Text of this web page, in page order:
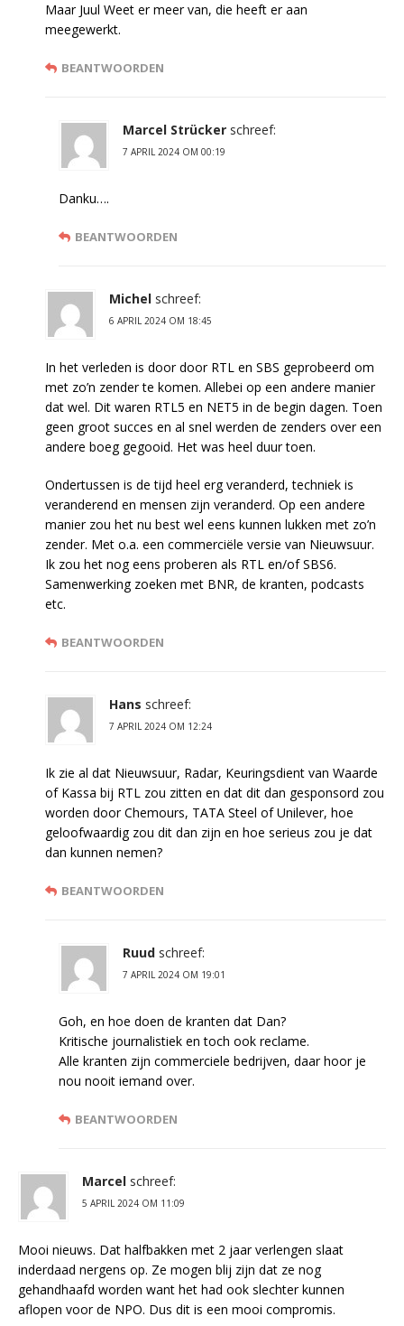
Maar Juul Weet er meer van, die heeft er aan
meegewerkt.
BEANTWOORDEN
Marcel Strücker schreef:
7 APRIL 2024 OM 00:19
Danku….
BEANTWOORDEN
Michel schreef:
6 APRIL 2024 OM 18:45
In het verleden is door door RTL en SBS geprobeerd om
met zo’n zender te komen. Allebei op een andere manier
dat wel. Dit waren RTL5 en NET5 in de begin dagen. Toen
geen groot succes en al snel werden de zenders over een
andere boeg gegooid. Het was heel duur toen.
Ondertussen is de tijd heel erg veranderd, techniek is
veranderend en mensen zijn veranderd. Op een andere
manier zou het nu best wel eens kunnen lukken met zo’n
zender. Met o.a. een commerciële versie van Nieuwsuur.
Ik zou het nog eens proberen als RTL en/of SBS6.
Samenwerking zoeken met BNR, de kranten, podcasts
etc.
BEANTWOORDEN
Hans schreef:
7 APRIL 2024 OM 12:24
Ik zie al dat Nieuwsuur, Radar, Keuringsdient van Waarde
of Kassa bij RTL zou zitten en dat dit dan gesponsord zou
worden door Chemours, TATA Steel of Unilever, hoe
geloofwaardig zou dit dan zijn en hoe serieus zou je dat
dan kunnen nemen?
BEANTWOORDEN
Ruud schreef:
7 APRIL 2024 OM 19:01
Goh, en hoe doen de kranten dat Dan?
Kritische journalistiek en toch ook reclame.
Alle kranten zijn commerciele bedrijven, daar hoor je
nou nooit iemand over.
BEANTWOORDEN
Marcel schreef:
5 APRIL 2024 OM 11:09
Mooi nieuws. Dat halfbakken met 2 jaar verlengen slaat
inderdaad nergens op. Ze mogen blij zijn dat ze nog
gehandhaafd worden want het had ook slechter kunnen
aflopen voor de NPO. Dus dit is een mooi compromis.